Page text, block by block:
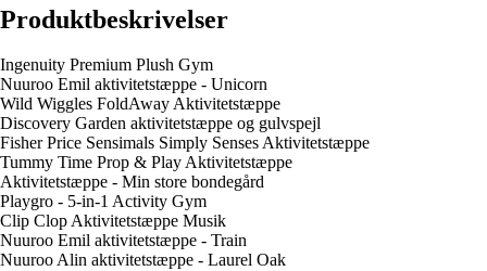
Produktbeskrivelser
Ingenuity Premium Plush Gym
Nuuroo Emil aktivitetstæppe - Unicorn
Wild Wiggles FoldAway Aktivitetstæppe
Discovery Garden aktivitetstæppe og gulvspejl
Fisher Price Sensimals Simply Senses Aktivitetstæppe
Tummy Time Prop & Play Aktivitetstæppe
Aktivitetstæppe - Min store bondegård
Playgro - 5-in-1 Activity Gym
Clip Clop Aktivitetstæppe Musik
Nuuroo Emil aktivitetstæppe - Train
Nuuroo Alin aktivitetstæppe - Laurel Oak